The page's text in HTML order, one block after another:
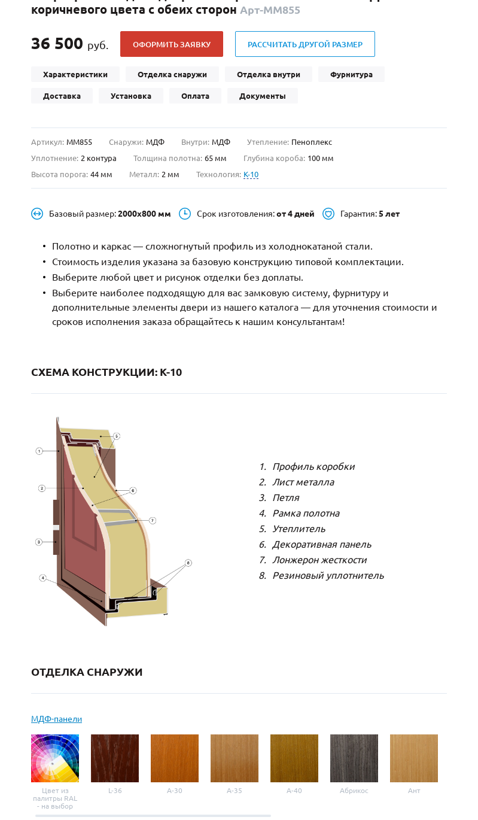
С отбойником(91)
С импостами (73)
С витражами (11)
В современном стиле
Нестандартные
С фрамугой(265)
4-го класса защиты (499)
Полуторапольные
коричневого цвета с обеих сторон Арт-ММ855
36 500 руб. ОФОРМИТЬ ЗАЯВКУ РАССЧИТАТЬ ДРУГОЙ РАЗМЕР
Характеристики Отделка снаружи Отделка внутри Фурнитура
Доставка Установка Оплата Документы
Артикул: ММ855 Снаружи: МДФ Внутри: МДФ Утепление: Пеноплекс
Уплотнение: 2 контура Толщина полотна: 65 мм Глубина короба: 100 мм
Высота порога: 44 мм Металл: 2 мм Технология: K-10
Базовый размер:2000х800 мм Срок изготовления:от 4 дней Гарантия:5 лет
Полотно и каркас — сложногнутый профиль из холоднокатаной стали.
Стоимость изделия указана за базовую конструкцию типовой комплектации.
Выберите любой цвет и рисунок отделки без доплаты.
Выберите наиболее подходящую для вас замковую систему, фурнитуру и
дополнительные элементы двери из нашего каталога — для уточнения стоимости и
сроков исполнения заказа обращайтесь к нашим консультантам!
СХЕМА КОНСТРУКЦИИ: K-10
Профиль коробки
Лист металла
Петля
Рамка полотна
Утеплитель
Декоративная панель
Лонжерон жесткости
Резиновый уплотнитель
ОТДЕЛКА СНАРУЖИ
МДФ-панели
Цвет из
палитры RAL
- на выбор
L-36 A-30 A-35 A-40 Абрикос Ант